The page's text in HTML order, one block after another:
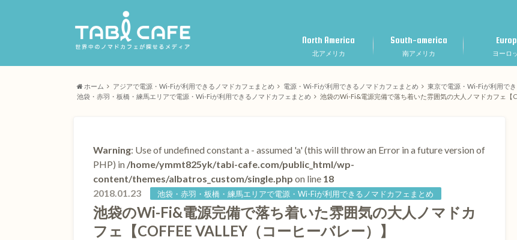
北アメリカ
North America
南アメリカ
South-america
ヨーロ
ホーム アジアで電源・Wi-Fiが利用できるノマドカフェまとめ 電源・Wi-Fiが利用できるノマドカフェまとめ
東京で電源・Wi-Fiが利用で
池袋・赤羽・板橋・練馬エリアで電源・Wi-Fiが利用できるノマドカフェまとめ
池袋のWi-Fi&電源完備で落ち着いた雰囲気の大人ノマドカフェ【
Warning: Use of undefined constant a - assumed 'a' (this will throw an Error in a future version of
PHP) in /home/ymmt825yk/tabi-cafe.com/public_html/wp-
content/themes/albatros_custom/single.php on line 18
2018.01.23
池袋・赤羽・板橋・練馬エリアで電源・Wi-Fiが利用できるノマドカフェまとめ
池袋のWi-Fi&電源完備で落ち着いた雰囲気の大人ノマドカ
フェ【COFFEE VALLEY（コーヒーバレー）】